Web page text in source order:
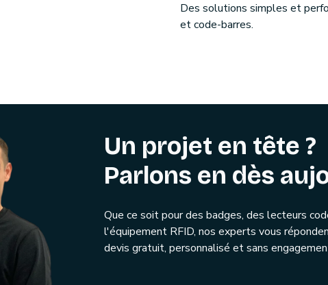
Des solutions simples et
et code-barres.
Un projet en tête ?
Parlons en dès
Que ce soit pour des badges, des lecteurs
l'équipement RFID, nos experts vous
devis gratuit, personnalisé et sans